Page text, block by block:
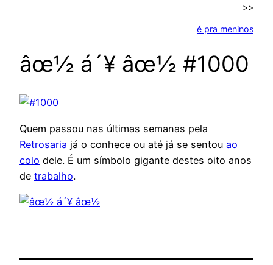
>>
é pra meninos
âœ½ á´¥ âœ½ #1000
Quem passou nas últimas semanas pela
Retrosaria já o conhece ou até já se sentou ao
colo dele. É um símbolo gigante destes oito anos
de trabalho.